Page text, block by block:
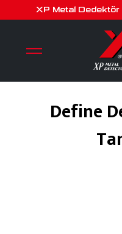
XP Metal
Define